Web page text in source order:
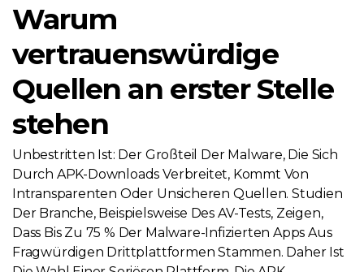
Warum
vertrauenswürdige
Quellen an erster Stelle
stehen
Unbestritten Ist: Der Großteil Der Malware, Die Sich
Durch APK-Downloads Verbreitet, Kommt Von
Intransparenten Oder Unsicheren Quellen. Studien
Der Branche, Beispielsweise Des AV-Tests, Zeigen,
Dass Bis Zu 75 % Der Malware-Infizierten Apps Aus
Fragwürdigen Drittplattformen Stammen. Daher Ist